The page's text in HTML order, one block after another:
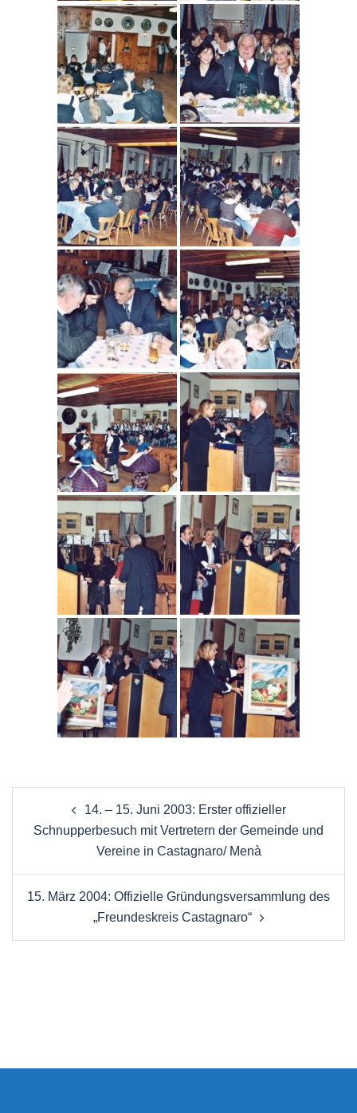
14. – 15. Juni 2003: Erster offizieller
Schnupperbesuch mit Vertretern der Gemeinde und
Vereine in Castagnaro/ Menà
15. März 2004: Offizielle Gründungsversammlung des
„Freundeskreis Castagnaro“